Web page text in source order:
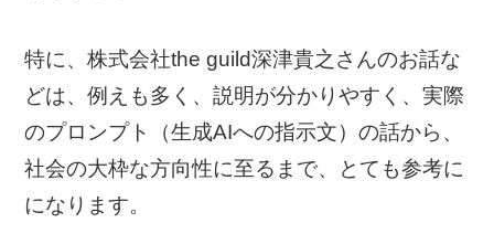
特に、株式会社the guild深津貴之さんのお話な
どは、例えも多く、説明が分かりやすく、実際
のプロンプト（生成AIへの指示文）の話から、
社会の大枠な方向性に至るまで、とても参考に
になります。